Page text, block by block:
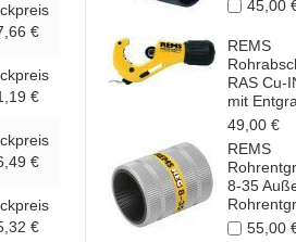
€
€
€
€
45,00
REMS
RAS Cu-
mit
49,00 €
REMS
8-35
55,00